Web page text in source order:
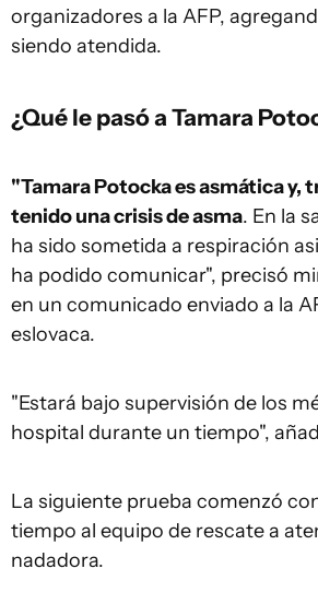
organizadores a la AFP,
siendo atendida.
¿Qué le pasó aTamara
"Tamara Potocka es asmática y,
tenido una crisis de asma. En la
ha sido sometida a respiración
ha podido comunicar", precisó
en un comunicado enviado a la
eslovaca.
"Estará bajo supervisión de los
hospital durante un tiempo",
La siguiente prueba comenzó
tiempo al equipo de rescate a
nadadora.